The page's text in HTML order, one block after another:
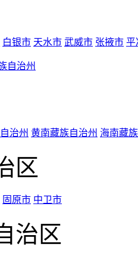
白银市 天水市 武威市 张掖市 平
自治州
治州 黄南藏族自治州 海南藏
区
固原市 中卫市
治区